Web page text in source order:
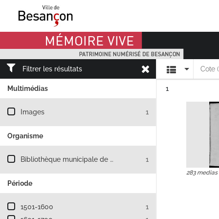
Mémoire Vive patrimoine numérisé de Besançon
Filtrer les résultats
Multimédias
Filtre les résultats par : Multimédias
Images 1
Organisme
Filtre les résultats par : Organisme
Bibliothèque municipale de Besançon 1
Période
Filtre les résultats par : Période
1501-1600
1
Affichage
Cote
1
283 medias